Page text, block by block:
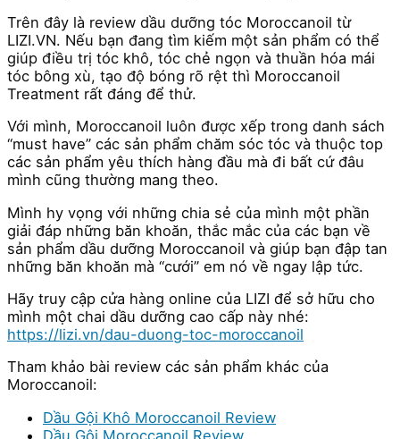
Trên đây là review dầu dưỡng tóc Moroccanoil từ
LIZI.VN. Nếu bạn đang tìm kiếm một sản phẩm có thể
giúp điều trị tóc khô, tóc chẻ ngọn và thuần hóa mái
tóc bông xù, tạo độ bóng rõ rệt thì Moroccanoil
Treatment rất đáng để thử.
Với mình, Moroccanoil luôn được xếp trong danh sách
“must have” các sản phẩm chăm sóc tóc và thuộc top
các sản phẩm yêu thích hàng đầu mà đi bất cứ đâu
mình cũng thường mang theo.
Mình hy vọng với những chia sẻ của mình một phần
giải đáp những băn khoăn, thắc mắc của các bạn về
sản phẩm dầu dưỡng Moroccanoil và giúp bạn đập tan
những băn khoăn mà “cưới” em nó về ngay lập tức.
Hãy truy cập cửa hàng online của LIZI để sở hữu cho
mình một chai dầu dưỡng cao cấp này nhé:
https://lizi.vn/dau-duong-toc-moroccanoil
Tham khảo bài review các sản phẩm khác của
Moroccanoil:
Dầu Gội Khô Moroccanoil Review
Dầu Gội Moroccanoil Review